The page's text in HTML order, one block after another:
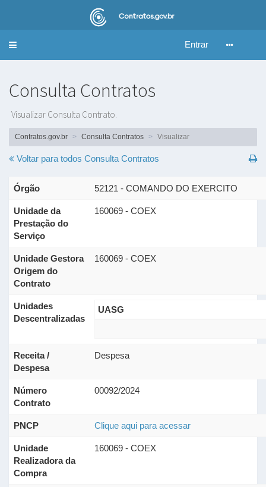
Alternar
Entrar
Consulta Contratos
Visualizar Consulta Contrato.
Contratos.gov.br Consulta Contratos Visualizar
Voltar para todos Consulta Contratos
Órgão 52121 - COMANDO DO EXERCITO
Unidade da
Prestação do
Serviço
160069 - COEX
Unidade Gestora
Origem do
Contrato
160069 - COEX
Unidades
Descentralizadas
UASG
Receita /
Despesa
Despesa
Número
Contrato
00092/2024
PNCP Clique aqui para acessar
Unidade
Realizadora da
Compra
160069 - COEX